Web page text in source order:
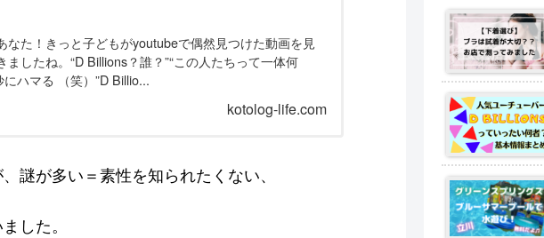
なた！きっと子どもがyoutubeで偶然見つけた動画を見
したね。“D Billions？誰？”“この人たちって一体何
ハマる （笑）”D Billio...
kotolog-life.com
謎が多い＝素性を知られたくない、
した。